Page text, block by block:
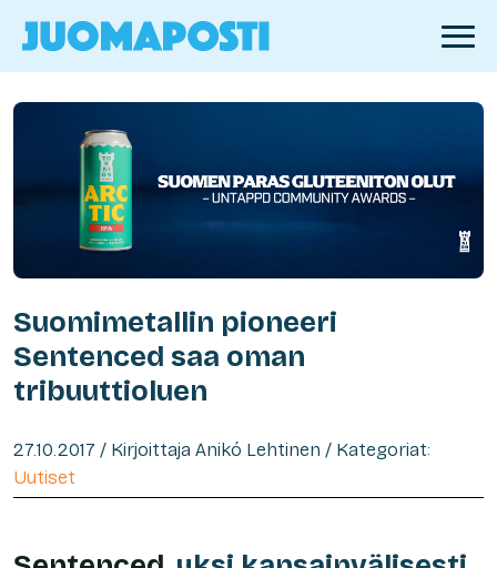
Suomimetallin pioneeri
Sentenced saa oman
tribuuttioluen
27.10.2017 / Kirjoittaja Anikó Lehtinen / Kategoriat:
Uutiset